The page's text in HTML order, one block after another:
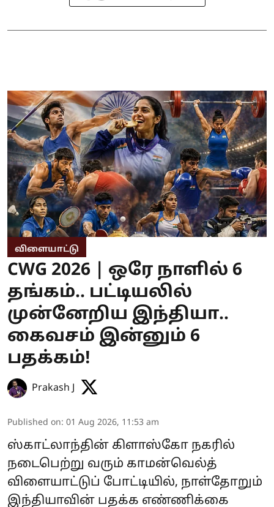
விளையாட்டு
CWG 2026 | ஒரே நாளில் 6
தங்கம்.. பட்டியலில்
முன்னேறிய இந்தியா..
கைவசம் இன்னும் 6
பதக்கம்!
Prakash J
Published on: 01 Aug 2026, 11:53 am
ஸ்காட்லாந்தின் கிளாஸ்கோ நகரில்
நடைபெற்று வரும் காமன்வெல்த்
விளையாட்டுப் போட்டியில், நாள்தோறும்
இந்தியாவின் பதக்க எண்ணிக்கை